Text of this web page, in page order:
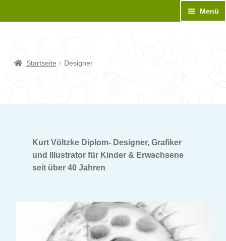
Menü
Sonderanfertigung
Designer
Medien
Startseite Designer
Kurt Völtzke Diplom- Designer, Grafiker
und Illustrator für Kinder & Erwachsene
seit über 40 Jahren